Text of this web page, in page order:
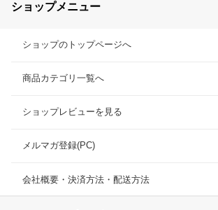
ショップメニュー
ショップのトップページへ
商品カテゴリ一覧へ
ショップレビューを見る
メルマガ登録(PC)
会社概要・決済方法・配送方法